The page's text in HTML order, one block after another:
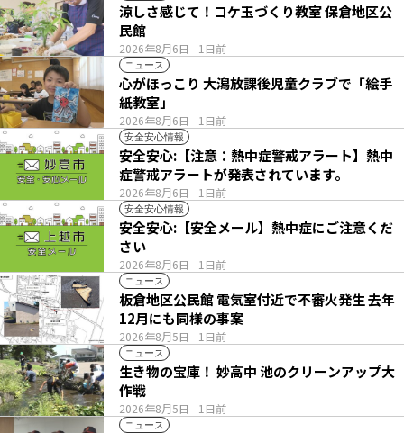
2026年8月6日 - 1日前
涼しさ感じて！コケ玉づくり教室 保倉地区公
民館
ニュース
2026年8月6日 - 1日前
心がほっこり 大潟放課後児童クラブで「絵手
紙教室」
安全安心情報
2026年8月6日 - 1日前
安全安心:【注意：熱中症警戒アラート】熱中
症警戒アラートが発表されています。
安全安心情報
2026年8月6日 - 1日前
安全安心:【安全メール】熱中症にご注意くだ
さい
ニュース
2026年8月5日 - 1日前
板倉地区公民館 電気室付近で不審火発生 去年
12月にも同様の事案
ニュース
2026年8月5日 - 1日前
生き物の宝庫！ 妙高中 池のクリーンアップ大
作戦
ニュース